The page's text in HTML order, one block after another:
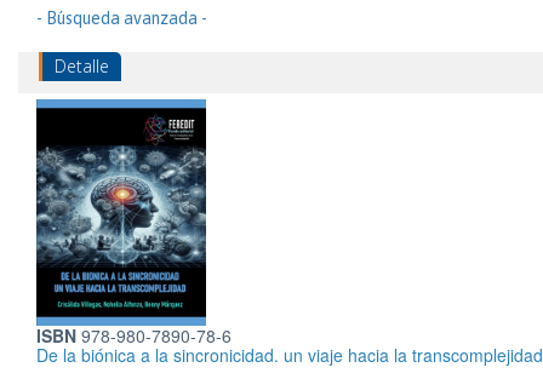
- Búsqueda avanzada -
Detalle
ISBN 978-980-7890-78-6
De la biónica a la sincronicidad. un viaje hacia la transcomplejidad